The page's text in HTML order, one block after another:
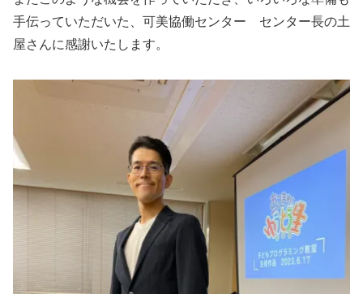
手伝っていただいた、可美協働センター センター長の土
屋さんに感謝いたします。